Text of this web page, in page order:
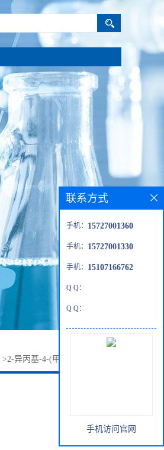
>2-异丙基-4-(甲基氨基甲基)噻唑
联系方式
手机： 15727001360
手机： 15727001330
手机： 15107166762
Q Q：
Q Q：
手机访问官网